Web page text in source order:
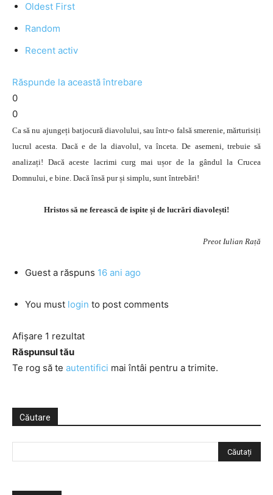
Oldest First
Random
Recent activ
Răspunde la această întrebare
0
0
Ca să nu ajungeți batjocură diavolului, sau într-o falsă smerenie, mărturisiți
lucrul acesta. Dacă e de la diavolul, va înceta. De asemeni, trebuie să
analizați! Dacă aceste lacrimi curg mai ușor de la gândul la Crucea
Domnului, e bine. Dacă însă pur și simplu, sunt întrebări!
Hristos să ne ferească de ispite și de lucrări diavolești!
Preot Iulian Rață
Guest a răspuns 16 ani ago
You must login to post comments
Afișare 1 rezultat
Răspunsul tău
Te rog să te autentifici mai întâi pentru a trimite.
Căutare